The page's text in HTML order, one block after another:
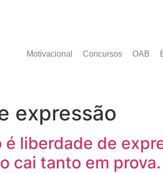
Motivacional Concursos OAB
expressão
liberdade de
cai tanto em prova.